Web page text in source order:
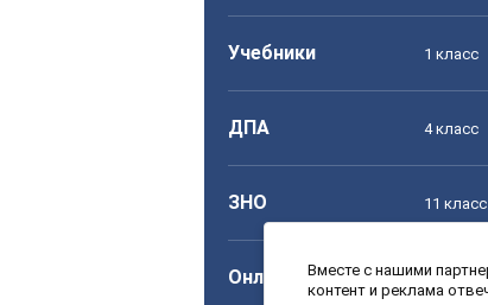
Учебники 1 класс
ДПА 4 класс
ЗНО 11 класс
Онлайн уроки 1 класс
Вместе с нашими
контент и реклама